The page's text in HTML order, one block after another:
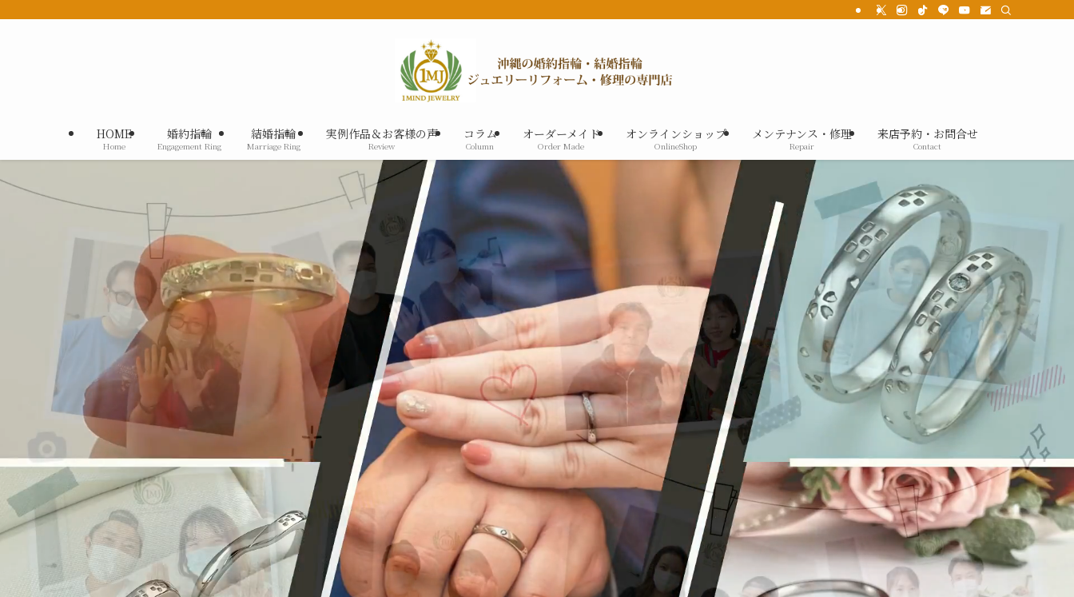
HOME
Home
婚約指輪
Engagement Ring
結婚指輪
Marriage Ring
実例作品＆お客様の声
Review
コラム
Column
オーダーメイド
Order Made
オンラインショップ
OnlineShop
メンテナンス・修理
Repair
来店予約・お問合せ
Contact